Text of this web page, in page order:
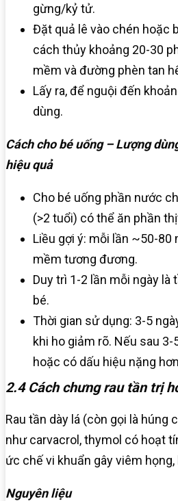
gừng/kỷ tử.
Đặt quả lê vào chén hoặc
cách thủy khoảng 20-30
mềm và đường phèn tan
Lấy ra, để nguội đến
dùng.
Cách cho bé uống – Lượng
hiệu quả
Cho bé uống phần nước
(>2 tuổi) có thể ăn phần
Liều gợi ý: mỗi lần ~50-80
mềm tương đương.
Duy trì 1-2 lần mỗi ngày là
bé.
Thời gian sử dụng: 3-5
khi ho giảm rõ. Nếu sau
hoặc có dấu hiệu nặng
2.4 Cách chưng rau tần trị
Rau tần dày lá (còn gọi là húng
như carvacrol, thymol có hoạt
ức chế vi khuẩn gây viêm họng,
Nguyên liệu